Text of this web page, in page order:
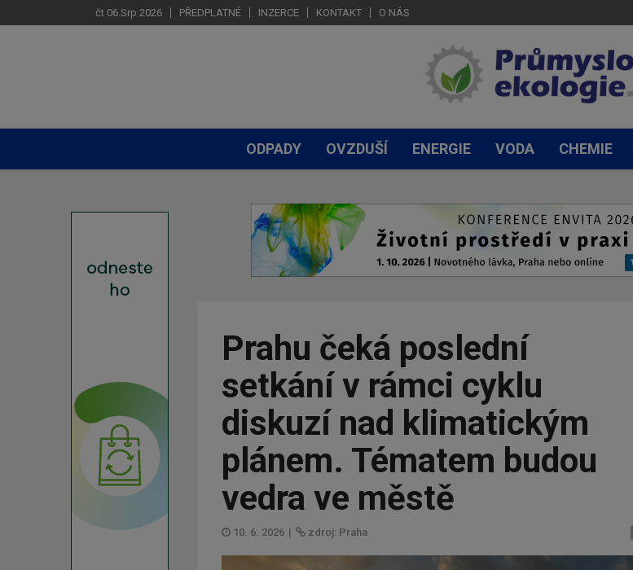
čt 06.Srp 2026 PŘEDPLATNÉ INZERCE KONTAKT O NÁS
ODPADY OVZDUŠÍ ENERGIE VODA CHEMIE
Prahu čeká poslední
setkání v rámci cyklu
diskuzí nad klimatickým
plánem. Tématem budou
vedra ve městě
10. 6. 2026 | zdroj: Praha